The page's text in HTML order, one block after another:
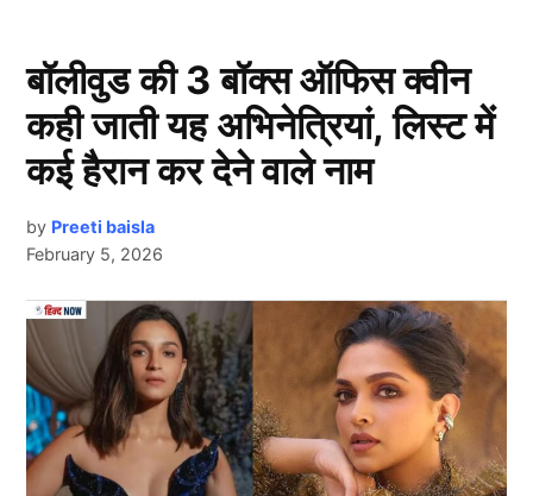
जिसे रोहित शर्मा और विराट कोहली का उत्तराधिकारी कहा जा
सकता है। आइये जानते हैं कि कौन है ये खिलाड़ी।
रोहित और विराट का उत्तराधिकारी है यह
खिलाड़ी
Next Article
बॉलीवुड की 3 बॉक्स ऑफिस क्वीन
कही जाती यह अभिनेत्रियां, लिस्ट में
कई हैरान कर देने वाले नाम
by Preeti baisla
February 5, 2026